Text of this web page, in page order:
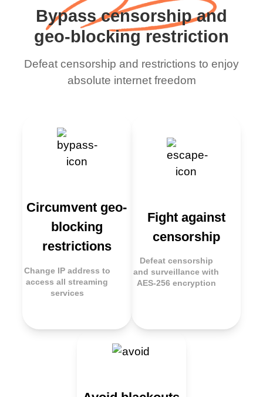
Bypass censorship and
geo-blocking restriction
Defeat censorship and restrictions to enjoy
absolute internet freedom
Circumvent geo-
blocking
restrictions
Change IP address to
access all streaming
services
Fight against
censorship
Defeat censorship
and surveillance with
AES-256 encryption